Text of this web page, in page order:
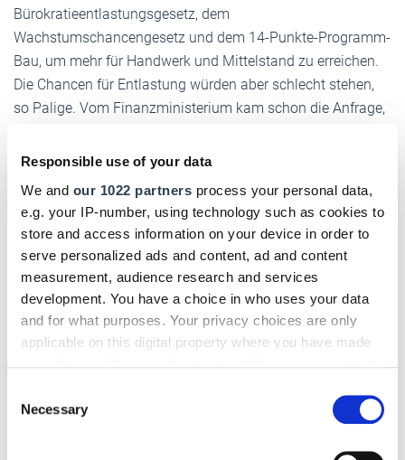
Responsible use of your data
We and our 1022 partners process your personal data,
e.g. your IP-number, using technology such as cookies to
store and access information on your device in order to
serve personalized ads and content, ad and content
measurement, audience research and services
development. You have a choice in who uses your data
and for what purposes. Your privacy choices are only
applicable on this digital property where you have made
the Privacy trigger icon.
Selection
Necessary
Bürokratieentlastungsgesetz, dem
Wachstumschancengesetz und dem 14-Punkte-Programm-
Bau, um mehr für Handwerk und Mittelstand zu erreichen.
Die Chancen für Entlastung würden aber schlecht stehen,
so Palige. Vom Finanzministerium kam schon die Anfrage,
könne. Spüren dürfte das vor allem die finanzielle
Drittelfinanzierung – Handwerk, Land und Bund – steht
gerade angesichts der Kostensteigerung auf wackligen
Füßen.
Vier Stunden Landeshandwerkskonferenz boten nicht nur
vielfältige Informationen und Themen, sondern auch die
Möglichkeit für die rund 100 Teilnehmer, Fragen zu stellen
von Stefan Buhren, Chefredakteur Deutsches